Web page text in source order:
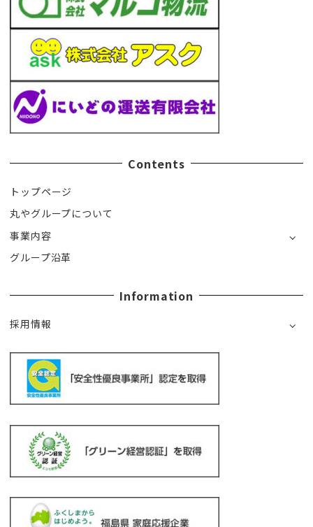
Contents
トップページ
丸やグループについて
事業内容
グループ沿革
Information
採用情報